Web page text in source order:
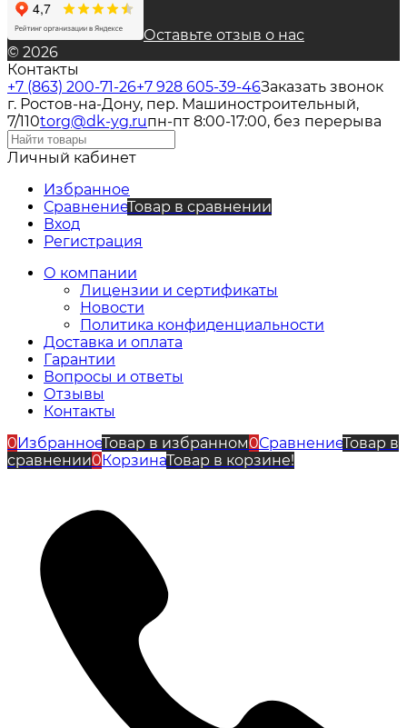
Оставьте отзыв о нас
© 2026
Контакты
+7 (863) 200-71-26+7 928 605-39-46Заказать звонок
г. Ростов-на-Дону, пер. Машиностроительный,
7/110torg@dk-yg.ruпн-пт 8:00-17:00, без перерыва
Личный кабинет
Избранное
СравнениеТовар в сравнении
Вход
Регистрация
О компании
Лицензии и сертификаты
Новости
Политика конфиденциальности
Доставка и оплата
Гарантии
Вопросы и ответы
Отзывы
Контакты
0ИзбранноеТовар в избранном0СравнениеТовар в
сравнении0КорзинаТовар в корзине!